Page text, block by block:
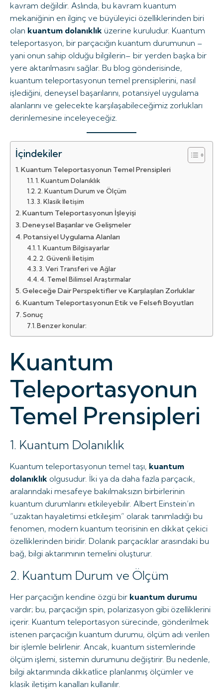
kavram değildir. Aslında, bu kavram kuantum
mekaniğinin en ilginç ve büyüleyici özelliklerinden biri
olan kuantum dolanıklık üzerine kuruludur. Kuantum
teleportasyon, bir parçacığın kuantum durumunun –
yani onun sahip olduğu bilgilerin– bir yerden başka bir
yere aktarılmasını sağlar. Bu blog gönderisinde,
kuantum teleportasyonun temel prensiplerini, nasıl
işlediğini, deneysel başarılarını, potansiyel uygulama
alanlarını ve gelecekte karşılaşabileceğimiz zorlukları
derinlemesine inceleyeceğiz.
İçindekiler
Kuantum Teleportasyonun Temel Prensipleri
1. Kuantum Dolanıklık
2. Kuantum Durum ve Ölçüm
3. Klasik İletişim
Kuantum Teleportasyonun İşleyişi
Deneysel Başarılar ve Gelişmeler
Potansiyel Uygulama Alanları
1. Kuantum Bilgisayarlar
2. Güvenli İletişim
3. Veri Transferi ve Ağlar
4. Temel Bilimsel Araştırmalar
Geleceğe Dair Perspektifler ve Karşılaşılan Zorluklar
Kuantum Teleportasyonun Etik ve Felsefi Boyutları
Sonuç
Benzer konular:
Kuantum
Teleportasyonun
Temel Prensipleri
1. Kuantum Dolanıklık
Kuantum teleportasyonun temel taşı, kuantum
dolanıklık olgusudur. İki ya da daha fazla parçacık,
aralarındaki mesafeye bakılmaksızın birbirlerinin
kuantum durumlarını etkileyebilir. Albert Einstein’ın
“uzaktan hayaletimsi etkileşim” olarak tanımladığı bu
fenomen, modern kuantum teorisinin en dikkat çekici
özelliklerinden biridir. Dolanık parçacıklar arasındaki bu
bağ, bilgi aktarımının temelini oluşturur.
2. Kuantum Durum ve Ölçüm
Her parçacığın kendine özgü bir kuantum durumu
vardır; bu, parçacığın spin, polarizasyon gibi özelliklerini
içerir. Kuantum teleportasyon sürecinde, gönderilmek
istenen parçacığın kuantum durumu, ölçüm adı verilen
bir işlemle belirlenir. Ancak, kuantum sistemlerinde
ölçüm işlemi, sistemin durumunu değiştirir. Bu nedenle,
bilgi aktarımında dikkatlice planlanmış ölçümler ve
klasik iletişim kanalları kullanılır.